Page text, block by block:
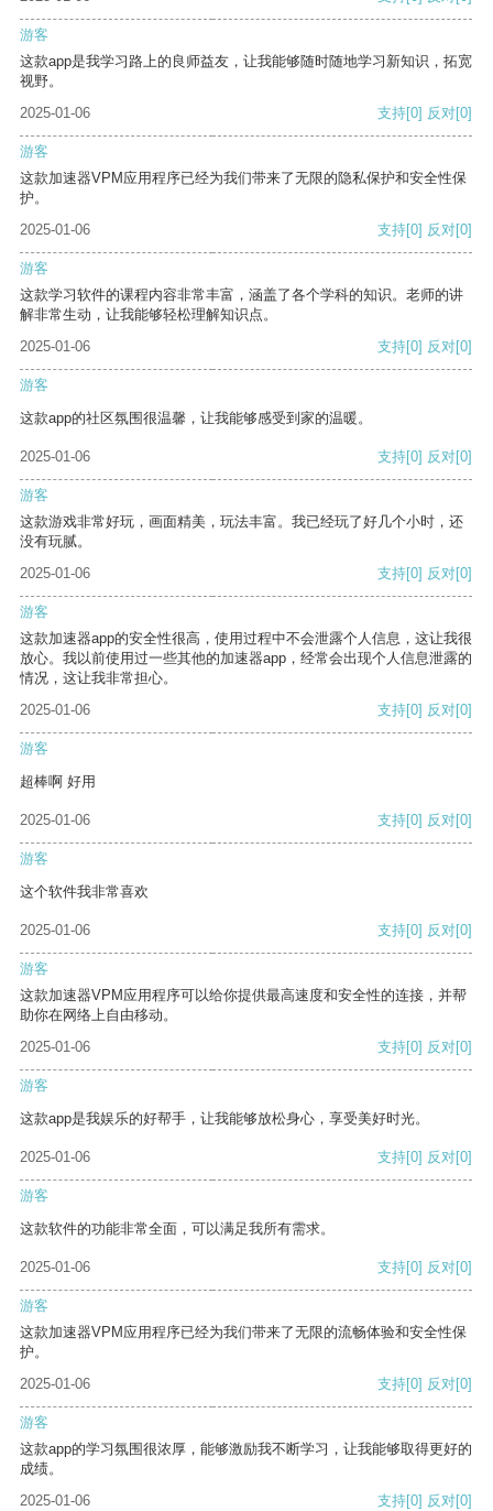
游客
这款app是我学习路上的良师益友，让我能够随时随地学习新知识，拓宽
视野。
2025-01-06
支持[0] 反对[0]
游客
这款加速器VPM应用程序已经为我们带来了无限的隐私保护和安全性保
护。
2025-01-06
支持[0] 反对[0]
游客
这款学习软件的课程内容非常丰富，涵盖了各个学科的知识。老师的讲
解非常生动，让我能够轻松理解知识点。
2025-01-06
支持[0] 反对[0]
游客
这款app的社区氛围很温馨，让我能够感受到家的温暖。
2025-01-06 支持[0] 反对[0]
游客
这款游戏非常好玩，画面精美，玩法丰富。我已经玩了好几个小时，还
没有玩腻。
2025-01-06
支持[0] 反对[0]
游客
这款加速器app的安全性很高，使用过程中不会泄露个人信息，这让我很
放心。我以前使用过一些其他的加速器app，经常会出现个人信息泄露的
情况，这让我非常担心。
2025-01-06
支持[0] 反对[0]
游客
超棒啊 好用
2025-01-06 支持[0] 反对[0]
游客
这个软件我非常喜欢
2025-01-06 支持[0] 反对[0]
游客
这款加速器VPM应用程序可以给你提供最高速度和安全性的连接，并帮
助你在网络上自由移动。
2025-01-06
支持[0] 反对[0]
游客
这款app是我娱乐的好帮手，让我能够放松身心，享受美好时光。
2025-01-06 支持[0] 反对[0]
游客
这款软件的功能非常全面，可以满足我所有需求。
2025-01-06 支持[0] 反对[0]
游客
这款加速器VPM应用程序已经为我们带来了无限的流畅体验和安全性保
护。
2025-01-06
支持[0] 反对[0]
游客
这款app的学习氛围很浓厚，能够激励我不断学习，让我能够取得更好的
成绩。
2025-01-06
支持[0] 反对[0]